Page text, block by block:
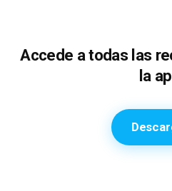
Accede a todas las
la